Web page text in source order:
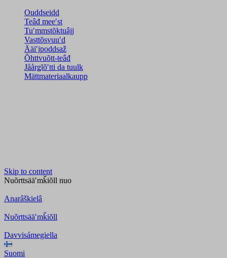
Ouddseidd
Teâđ meeʹst
Tuʹmmstõktuâjj
Vasttõsvuuʹd
Ääiʹjpoddsaž
Õhttvuõtt-teâđ
Jåårǥlõʹtti da tuulk
Mättmateriaalkaupp
Skip to content
Nuõrttsääʹmǩiõll nuo
Anarâškielâ
Nuõrttsääʹmǩiõll
Davvisámegiella
Suomi